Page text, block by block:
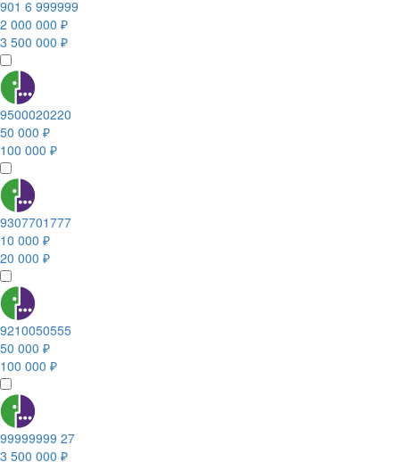
901 6 999999
2 000 000 ₽
3 500 000 ₽
9500020220
50 000 ₽
100 000 ₽
9307701777
10 000 ₽
20 000 ₽
9210050555
50 000 ₽
100 000 ₽
99999999 27
3 500 000 ₽